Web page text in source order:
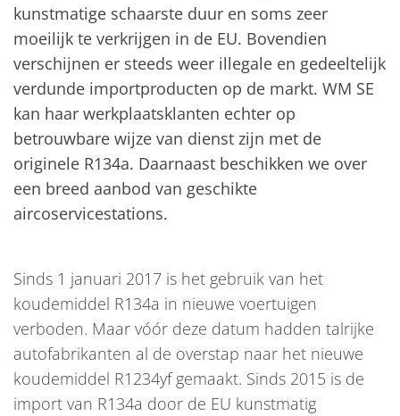
kunstmatige schaarste duur en soms zeer
moeilijk te verkrijgen in de EU. Bovendien
verschijnen er steeds weer illegale en gedeeltelijk
verdunde importproducten op de markt. WM SE
kan haar werkplaatsklanten echter op
betrouwbare wijze van dienst zijn met de
originele R134a. Daarnaast beschikken we over
een breed aanbod van geschikte
aircoservicestations.
Sinds 1 januari 2017 is het gebruik van het
koudemiddel R134a in nieuwe voertuigen
verboden. Maar vóór deze datum hadden talrijke
autofabrikanten al de overstap naar het nieuwe
koudemiddel R1234yf gemaakt. Sinds 2015 is de
import van R134a door de EU kunstmatig